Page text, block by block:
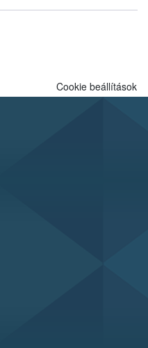
jártas szakértőt.
Cookie beállítások